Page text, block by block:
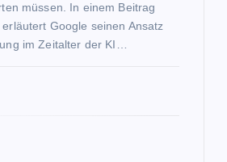
müssen. In einem Beitrag
Google seinen Ansatz
im Zeitalter der KI…